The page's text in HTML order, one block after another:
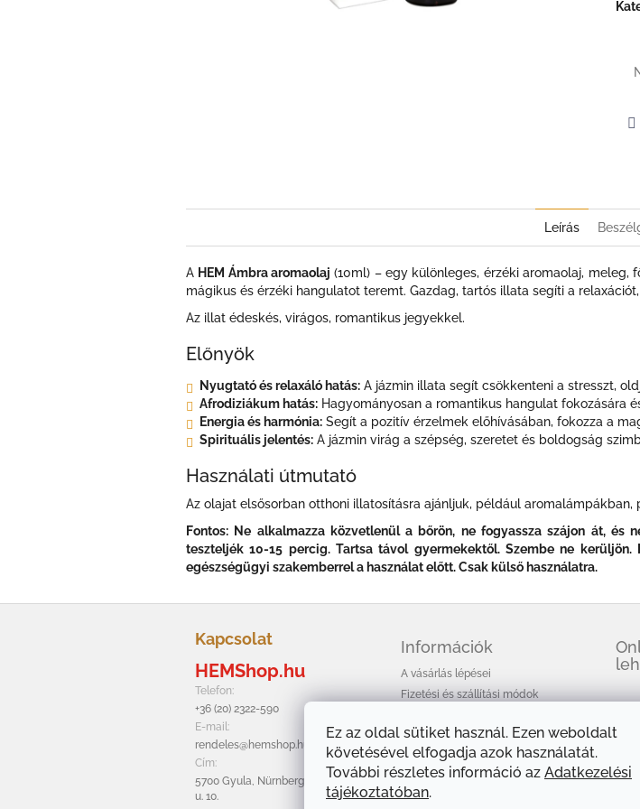
Ez az oldal sütiket használ. Ezen weboldalt
követésével elfogadja azok használatát.
További részletes információ az Adatkezelési
tájékoztatóban.
Leírás
A HEM Ámbra aromaolaj (10ml) – egy különleges, érzéki aromaolaj,
mágikus és érzéki hangulatot teremt. Gazdag, tartós illata segíti a
Az illat édeskés, virágos, romantikus jegyekkel.
Előnyök
Nyugtató és relaxáló hatás: A jázmin illata segít csökkenteni a stresszt,
Afrodiziákum hatás: Hagyományosan a romantikus hangulat fokozására
Energia és harmónia: Segít a pozitív érzelmek előhívásában, fokozza a
Spirituális jelentés: A jázmin virág a szépség, szeretet és boldogság
Használati útmutató
Az olajat elsősorban otthoni illatosításra ajánljuk, például aromalámpákban,
Fontos: Ne alkalmazza közvetlenül a bőrön, ne fogyassza szájon át, és
teszteljék 10-15 percig. Tartsa távol gyermekektől. Szembe ne
egészségügyi szakemberrel a használat előtt. Csak külső használatra.
Kapcsolat
HEMShop.hu
Telefon:
+36 (20) 2322-590
E-mail:
rendeles@hemshop.hu
Cím:
5700 Gyula, Nürnbergi
u. 10.
Információk
A vásárlás lépései
Fizetési és szállítási módok
Adatkezelési tájékoztató
A HEM füstölőkről
Cikkek